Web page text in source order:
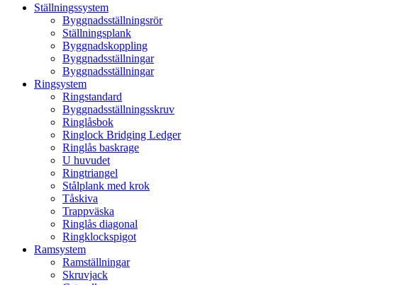
Ställningssystem
Byggnadsställningsrör
Ställningsplank
Byggnadskoppling
Byggnadsställningar
Byggnadsställningar
Ringsystem
Ringstandard
Byggnadsställningsskruv
Ringlåsbok
Ringlock Bridging Ledger
Ringlås baskrage
U huvudet
Ringtriangel
Stålplank med krok
Tåskiva
Trappväska
Ringlås diagonal
Ringklockspigot
Ramsystem
Ramställningar
Skruvjack